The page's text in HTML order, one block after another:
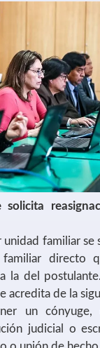
solicita
unidad familiar se
directo
la del
acredita de la
un
judicial o